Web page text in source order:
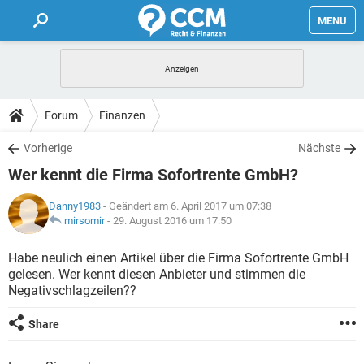
MENU
FORUM
TIPPS
Forum Finanzen
Vorherige Nächste
Wer kennt die Firma Sofortrente GmbH?
Danny1983 - Geändert am 6. April 2017 um 07:38
mirsomir- 29. August 2016 um 17:50
Habe neulich einen Artikel über die Firma Sofortrente GmbH
gelesen. Wer kennt diesen Anbieter und stimmen die
Negativschlagzeilen??
Share